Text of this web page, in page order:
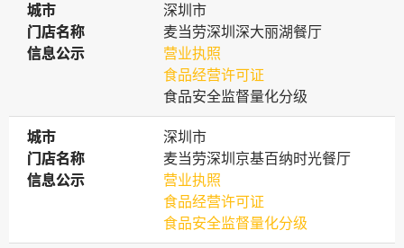
城市
城市
深圳市
门店名称
门店名称
麦当劳深圳深大丽湖餐厅
信息公示
信息公示
营业执照
食品经营许可证
食品安全监督量化分级
城市
城市
深圳市
门店名称
门店名称
麦当劳深圳京基百纳时光餐厅
信息公示
信息公示
营业执照
食品经营许可证
食品安全监督量化分级